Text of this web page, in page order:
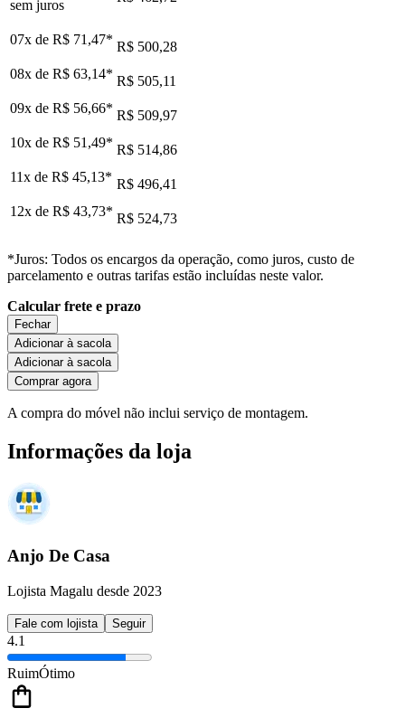
sem juros
07x de R$ 71,47* R$ 500,28
08x de R$ 63,14* R$ 505,11
09x de R$ 56,66* R$ 509,97
10x de R$ 51,49* R$ 514,86
11x de R$ 45,13* R$ 496,41
12x de R$ 43,73* R$ 524,73
*Juros: Todos os encargos da operação, como juros, custo de
parcelamento e outras tarifas estão incluídas neste valor.
Calcular frete e prazo
Fechar
Adicionar à sacola
Adicionar à sacola
Comprar agora
A compra do móvel não inclui serviço de montagem.
Informações da loja
Anjo De Casa
Lojista Magalu desde 2023
Fale com lojista Seguir
4.1
RuimÓtimo